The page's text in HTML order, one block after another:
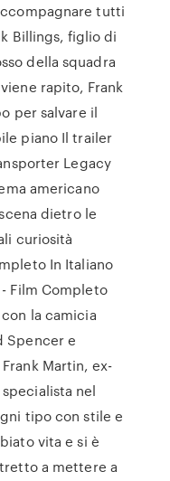
tutti
Billings, figlio di
della squadra
rapito, Frank
per salvare il
piano Il trailer
Legacy
americano
dietro le
curiosità
In Italiano
- Film Completo
la camicia
Spencer e
Martin, ex-
nel
tipo con stile e
vita e si è
a mettere a